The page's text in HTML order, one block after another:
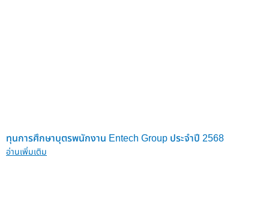
ทุนการศึกษาบุตรพนักงาน Entech Group ประจำปี 2568
อ่านเพิ่มเติม